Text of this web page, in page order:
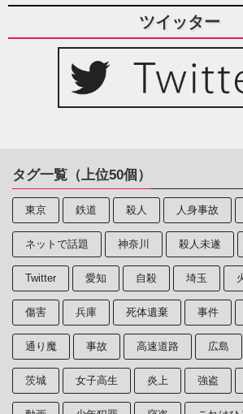
ツイッター
タグ一覧（上位50個）
東京 鉄道 殺人 人身事故
ネットで話題 神奈川 殺人未遂
Twitter 愛知 自殺 埼玉
傷害 兵庫 死体遺棄 事件
通り魔 事故 高速道路 広島
茨城 女子高生 炎上 強盗